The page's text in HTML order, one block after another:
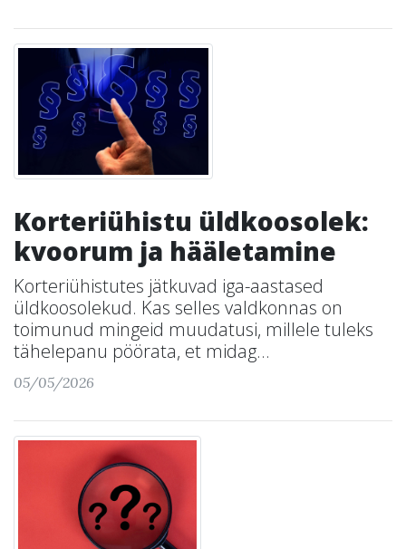
Korteriühistu üldkoosolek:
kvoorum ja hääletamine
Korteriühistutes jätkuvad iga-aastased
üldkoosolekud. Kas selles valdkonnas on
toimunud mingeid muudatusi, millele tuleks
tähelepanu pöörata, et midag...
05/05/2026